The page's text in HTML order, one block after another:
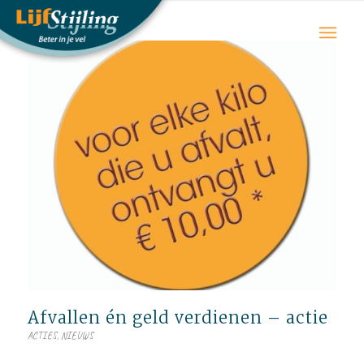
Afvallen én geld verdienen – actie
ACTIES, NIEUWS